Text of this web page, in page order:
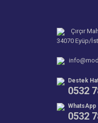
Çırçır
34070 Eyüp/
Destek
0532
WhatsApp
0532